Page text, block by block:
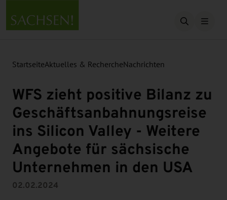
Suche
StartseiteAktuelles & RechercheNachrichten
WFS zieht positive Bilanz zu
Geschäftsanbahnungsreise
ins Silicon Valley - Weitere
Angebote für sächsische
Unternehmen in den USA
02.02.2024